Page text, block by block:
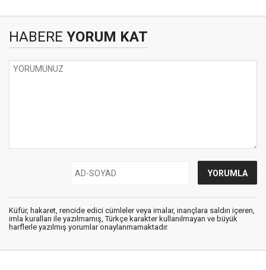
HABERE YORUM KAT
Küfür, hakaret, rencide edici cümleler veya imalar, inançlara saldırı içeren,
imla kuralları ile yazılmamış, Türkçe karakter kullanılmayan ve büyük
harflerle yazılmış yorumlar onaylanmamaktadır.